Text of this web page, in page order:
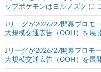
ップポケモンはヨルノズク に
Jリーグが2026/27開幕プロモ
大規模交通広告（OOH）を展
Jリーグが2026/27開幕プロモ
大規模交通広告（OOH）を展